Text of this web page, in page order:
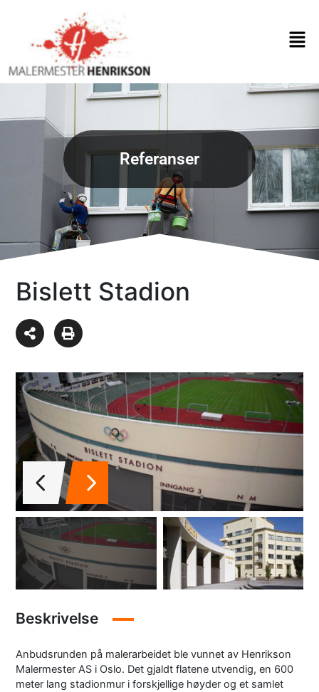
Referanser
Bislett Stadion
Beskrivelse
Anbudsrunden på malerarbeidet ble vunnet av Henrikson
Malermester AS i Oslo. Det gjaldt flatene utvendig, en 600
meter lang stadionmur i forskjellige høyder og et samlet